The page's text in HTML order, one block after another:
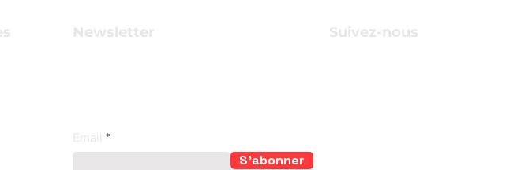
Newsletter
Email
S'abonner
Suivez-nous